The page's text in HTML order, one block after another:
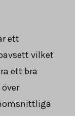
ett
vilket
ett bra